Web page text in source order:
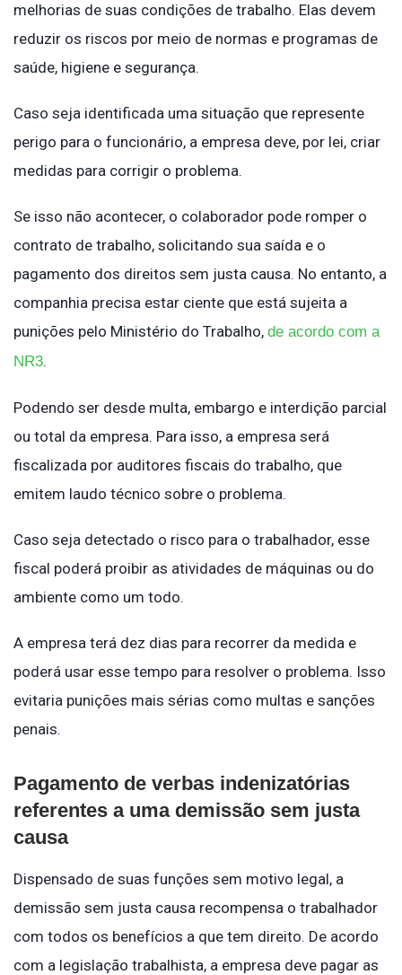
melhorias de suas condições de trabalho. Elas devem
reduzir os riscos por meio de normas e programas de
saúde, higiene e segurança.
Caso seja identificada uma situação que represente
perigo para o funcionário, a empresa deve, por lei, criar
medidas para corrigir o problema.
Se isso não acontecer, o colaborador pode romper o
contrato de trabalho, solicitando sua saída e o
pagamento dos direitos sem justa causa. No entanto, a
companhia precisa estar ciente que está sujeita a
punições pelo Ministério do Trabalho, de acordo com a
NR3.
Podendo ser desde multa, embargo e interdição parcial
ou total da empresa. Para isso, a empresa será
fiscalizada por auditores fiscais do trabalho, que
emitem laudo técnico sobre o problema.
Caso seja detectado o risco para o trabalhador, esse
fiscal poderá proibir as atividades de máquinas ou do
ambiente como um todo.
A empresa terá dez dias para recorrer da medida e
poderá usar esse tempo para resolver o problema. Isso
evitaria punições mais sérias como multas e sanções
penais.
Pagamento de verbas indenizatórias
referentes a uma demissão sem justa
causa
Dispensado de suas funções sem motivo legal, a
demissão sem justa causa recompensa o trabalhador
com todos os benefícios a que tem direito. De acordo
com a legislação trabalhista, a empresa deve pagar as